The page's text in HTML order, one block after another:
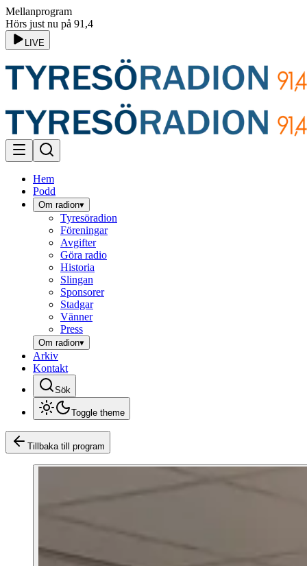
Mellanprogram
Hörs just nu på 91,4
LIVE
Hem
Podd
Om radion▾
Tyresöradion
Föreningar
Avgifter
Göra radio
Historia
Slingan
Sponsorer
Stadgar
Vänner
Press
Om radion▾
Arkiv
Kontakt
Sök
Toggle theme
Tillbaka till program